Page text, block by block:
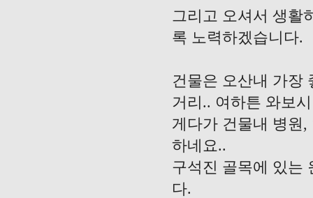
그리고 오셔서 생활
록 노력하겠습니다.
건물은 오산내 가장
거리.. 여하튼 와보
게다가 건물내 병원
하네요..
구석진 골목에 있는
다.